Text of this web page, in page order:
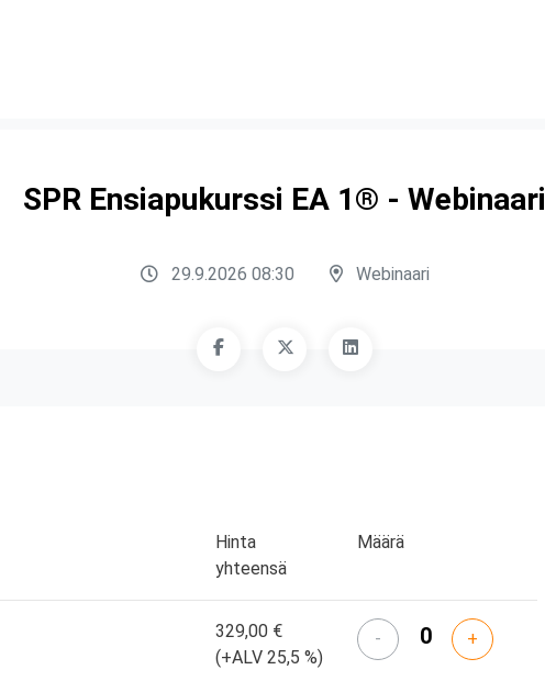
SPR Ensiapukurssi EA 1® - Webinaari
29.9.2026 08:30 Webinaari
Hinta
yhteensä
Määrä
329,00 €
(+ALV 25,5 %)
- +